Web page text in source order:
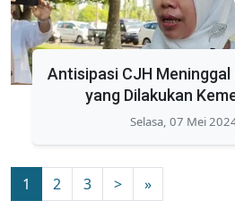
Antisipasi CJH Meninggal
yang Dilakukan
Selasa, 07 Mei
1 2 3 > »